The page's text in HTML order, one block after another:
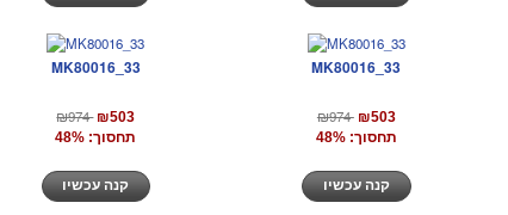
MK80016_33
₪974 ₪503
תחסוך: 48%
MK80016_33
₪974 ₪503
תחסוך: 48%
קנה עכשיו